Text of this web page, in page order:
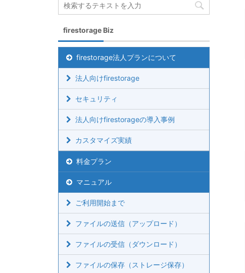
firestorage Biz
firestorage法人プランについて
法人向けfirestorage
セキュリティ
法人向けfirestorageの導入事例
カスタマイズ実績
料金プラン
マニュアル
ご利用開始まで
ファイルの送信（アップロード）
ファイルの受信（ダウンロード）
ファイルの保存（ストレージ保存）